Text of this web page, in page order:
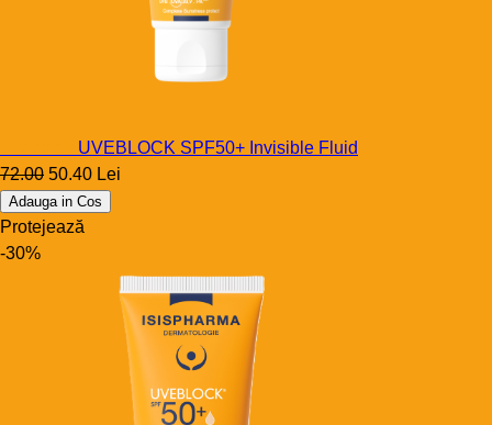
UVEBLOCK SPF50+ Invisible Fluid
72.00 50.40 Lei
Adauga in Cos
Protejează
-30%